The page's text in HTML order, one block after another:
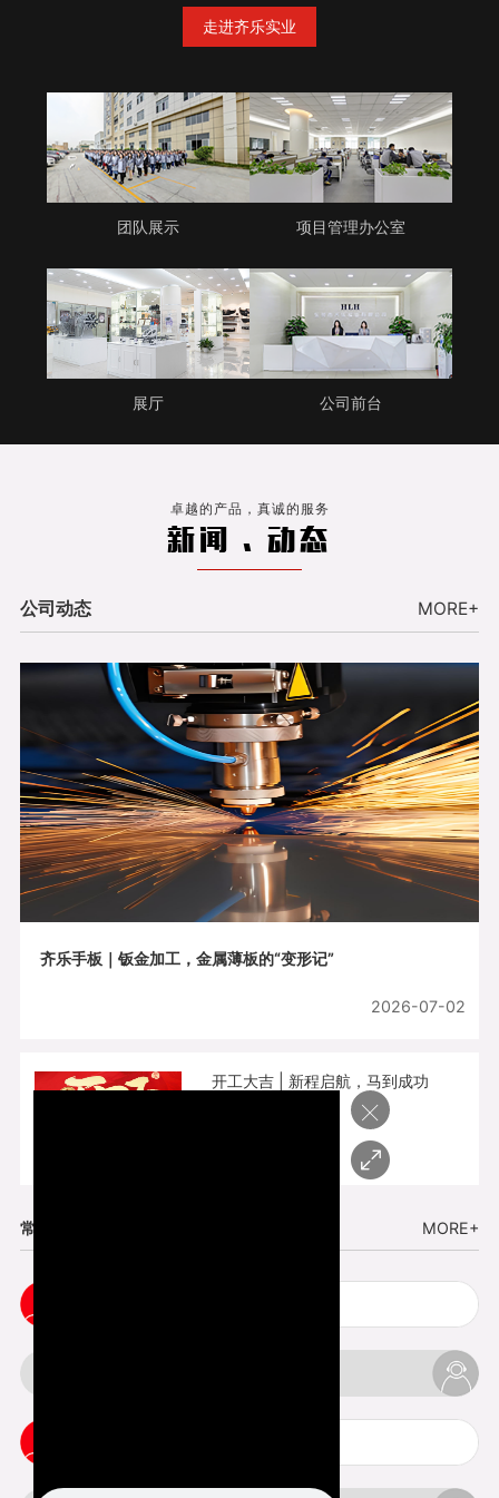
走进齐乐实业
团队展示 项目管理办公室
展厅 公司前台
卓越的产品，真诚的服务
新闻 . 动态
公司动态 MORE+
齐乐手板｜钣金加工，金属薄板的“变形记”
2026-07-02
开工大吉 | 新程启航，马到成功
常见问题 MORE+
×